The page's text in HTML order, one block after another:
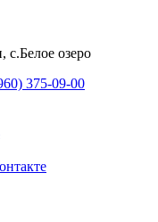
с.Белое озеро
375-09-00